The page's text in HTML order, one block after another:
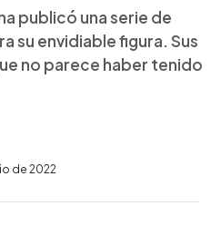
publicó una serie de
su envidiable figura. Sus
no parece haber tenido
de 2022